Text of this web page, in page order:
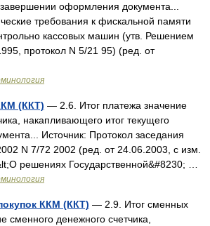
оформления документа...
требования к фискальной памяти
кассовых машин (утв. Решением
протокол N 5/21 95) (ред. от
(ККТ) — 2.6. Итог платежа значение
накапливающего итог текущего
Источник: Протокол заседания
N 7/72 2002 (ред. от 24.06.2003, с изм.
решениях Государственной&#8230; …
ККМ (ККТ) — 2.9. Итог сменных
сменного денежного счетчика,